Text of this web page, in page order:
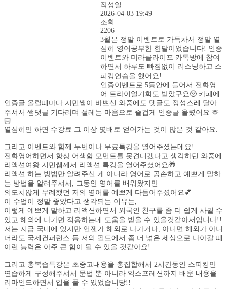
작성일
2026-04-03 19:49
조회
2206
3월은 정말 이벤트로 가득차서 정말 열
심히 영어공부한 한달이었습니다! 인증
이벤트와 미라클라이프 카톡방에 참여
하면서 하루도 빠짐없이 리스닝하고 스
피킹연습을 했어요!
인증이벤트로 5등안에 들어서 전화영
어 트라이얼기회도 받았구요🥺 카페에
인증글 올릴때마다 지민쌤이 바쁘신 와중에도 댓글도 정성스레 달아
주셔서 쌤댓글 기다리며 설레는 마음으로 즐겁게 인증글 올렸어요 🫶
🏻
열심히만 하면 수강료 그 이상 몇배로 얻어가는 것이 많은 것 같아요.
그리고 이벤트와 함께 두번이나 무료특강을 열어주셨는데요!
전화영어하면서 항상 어색함 모먼트를 못견디겠다고 생각하던 와중에
리액션여왕 지민쌤께서 리액션 특강을 열어주셨어요🎁
리액션 하는 방법만 알려주신 게 아니라 영어로 공손하고 예쁘게 말하
는 방법을 알려주셔서, 그동안 영어를 배워왔지만
의도치않게 무례했던 저의 영어를 예쁘게 다듬어주셨어요💕
이 수업이 정말 좋았다고 생각되는 이유는,
이렇게 예쁘게 말하고 리액션하면서 외국인 친구를 좀 더 쉽게 사귈 수
있고 해외에 나가면 적응하는데 도움을 받을 수 있을것같아서입니다!!
저는 지금 국내에 있지만 언젠가 해외로 나가거나, 아니면 해외가 아니
더라도 국제컨퍼런스 등 저의 필드에서 좀 더 넓은 세상으로 나아갈 때
이런 능력은 아주 큰 힘이 될 수 있을 것같아요!
그리고 총복습특강은 초중고내용을 총집합해서 2시간동안 스피킹만
연습하게 구성해주셔서 문법 뿐 아니라 익스프레션까지 배운 내용을
리마인드하면서 입을 풀 수 있었습니당!!